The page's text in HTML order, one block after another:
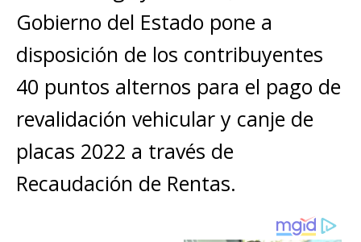
p
p
o
o
k
g
e
r
n
k
ar
ti
r
Gobierno del Estado pone a
disposición de los contribuyentes
40 puntos alternos para el pago de
revalidación vehicular y canje de
placas 2022 a través de
Recaudación de Rentas.